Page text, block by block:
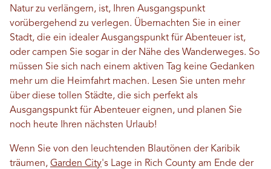
Natur zu verlängern, ist, Ihren Ausgangspunkt
vorübergehend zu verlegen. Übernachten Sie in einer
Stadt, die ein idealer Ausgangspunkt für Abenteuer ist,
oder campen Sie sogar in der Nähe des Wanderweges. So
müssen Sie sich nach einem aktiven Tag keine Gedanken
mehr um die Heimfahrt machen. Lesen Sie unten mehr
über diese tollen Städte, die sich perfekt als
Ausgangspunkt für Abenteuer eignen, und planen Sie
noch heute Ihren nächsten Urlaub!
Wenn Sie von den leuchtenden Blautönen der Karibik
träumen, Garden City's Lage in Rich County am Ende der